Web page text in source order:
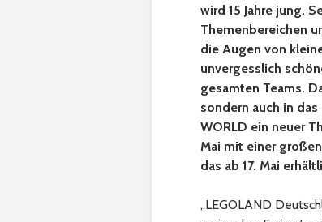
wird 15 Jahre jung.
Themenbereichen
die Augen von
unvergesslich
gesamten Teams.
sondern auch in das
WORLD ein neuer
Mai mit einer
das ab 17. Mai
„LEGOLAND